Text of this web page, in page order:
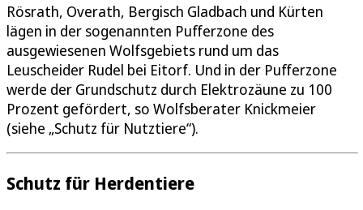
Rösrath, Overath, Bergisch Gladbach und Kürten
lägen in der sogenannten Pufferzone des
ausgewiesenen Wolfsgebiets rund um das
Leuscheider Rudel bei Eitorf. Und in der Pufferzone
werde der Grundschutz durch Elektrozäune zu 100
Prozent gefördert, so Wolfsberater Knickmeier
(siehe „Schutz für Nutztiere“).
Schutz für Herdentiere